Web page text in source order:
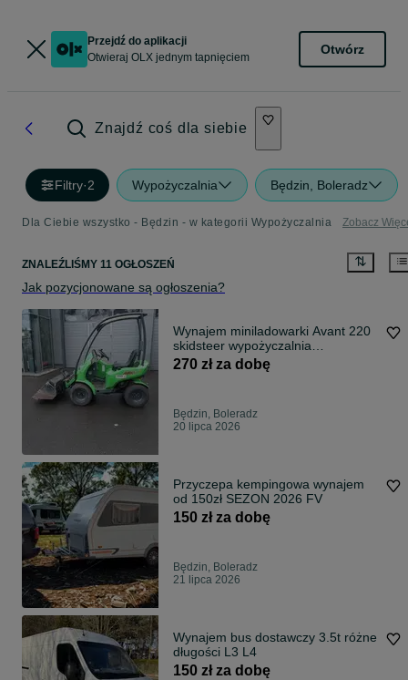
Przejdź do aplikacji
Otwieraj OLX jednym tapnięciem
Otwórz
Znajdź coś dla siebie
Filtry·2 Wypożyczalnia Będzin, Boleradz
Dla Ciebie wszystko - Będzin - w kategorii Wypożyczalnia Zobacz
ZNALEŹLIŚMY 11 OGŁOSZEŃ
Jak pozycjonowane są ogłoszenia?
Wynajem miniladowarki Avant 220
skidsteer wypożyczalnia
miniladowarka
270 zł za dobę
Będzin, Boleradz
20 lipca 2026
Przyczepa kempingowa wynajem
od 150zł SEZON 2026 FV
150 zł za dobę
Będzin, Boleradz
21 lipca 2026
Wynajem bus dostawczy 3.5t różne
długości L3 L4
150 zł za dobę